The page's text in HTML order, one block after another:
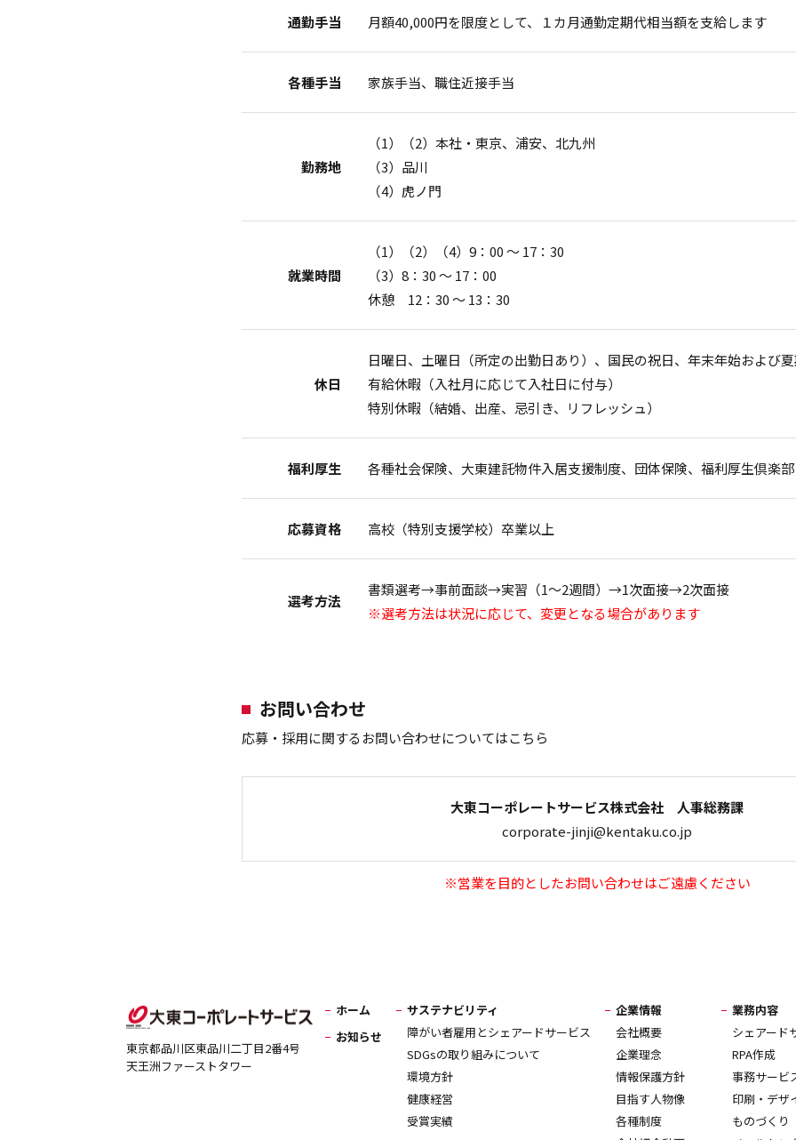
通勤手当 月額40,000円を限度として、１カ月通勤定期代相当額を支給します
各種手当 家族手当、職住近接手当
勤務地
（1）（2）本社・東京、浦安、北九州
（3）品川
（4）虎ノ門
就業時間
（1）（2）（4）9：00 ～ 17：30
（3）8：30 ～ 17：00
休憩 12：30 ～ 13：30
休日
日曜日、土曜日（所定の出勤日あり）、国民の祝日、年末年始および
有給休暇（入社月に応じて入社日に付与）
特別休暇（結婚、出産、忌引き、リフレッシュ）
福利厚生 各種社会保険、大東建託物件入居支援制度、団体保険、福利厚生倶楽
応募資格 高校（特別支援学校）卒業以上
選考方法
書類選考→事前面談→実習（1～2週間）→1次面接→2次面接
※選考方法は状況に応じて、変更となる場合があります
お問い合わせ
応募・採用に関するお問い合わせについてはこちら
大東コーポレートサービス株式会社 人事総務課
corporate-jinji@kentaku.co.jp
※営業を目的としたお問い合わせはご遠慮ください
東京都品川区東品川二丁目2番4号
天王洲ファーストタワー
ホーム
お知らせ
サステナビリティ
障がい者雇用とシェアードサービス
SDGsの取り組みについて
環境方針
健康経営
受賞実績
企業情報
会社概要
企業理念
情報保護方針
目指す人物像
各種制度
業務内容
シェアード
RPA作成
事務サービ
印刷・デザ
ものづくり